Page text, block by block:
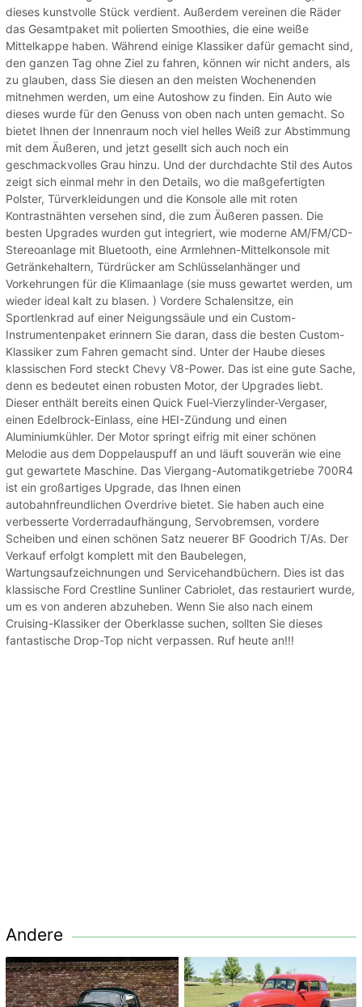
dieses kunstvolle Stück verdient. Außerdem vereinen die Räder
das Gesamtpaket mit polierten Smoothies, die eine weiße
Mittelkappe haben. Während einige Klassiker dafür gemacht sind,
den ganzen Tag ohne Ziel zu fahren, können wir nicht anders, als
zu glauben, dass Sie diesen an den meisten Wochenenden
mitnehmen werden, um eine Autoshow zu finden. Ein Auto wie
dieses wurde für den Genuss von oben nach unten gemacht. So
bietet Ihnen der Innenraum noch viel helles Weiß zur Abstimmung
mit dem Äußeren, und jetzt gesellt sich auch noch ein
geschmackvolles Grau hinzu. Und der durchdachte Stil des Autos
zeigt sich einmal mehr in den Details, wo die maßgefertigten
Polster, Türverkleidungen und die Konsole alle mit roten
Kontrastnähten versehen sind, die zum Äußeren passen. Die
besten Upgrades wurden gut integriert, wie moderne AM/FM/CD-
Stereoanlage mit Bluetooth, eine Armlehnen-Mittelkonsole mit
Getränkehaltern, Türdrücker am Schlüsselanhänger und
Vorkehrungen für die Klimaanlage (sie muss gewartet werden, um
wieder ideal kalt zu blasen. ) Vordere Schalensitze, ein
Sportlenkrad auf einer Neigungssäule und ein Custom-
Instrumentenpaket erinnern Sie daran, dass die besten Custom-
Klassiker zum Fahren gemacht sind. Unter der Haube dieses
klassischen Ford steckt Chevy V8-Power. Das ist eine gute Sache,
denn es bedeutet einen robusten Motor, der Upgrades liebt.
Dieser enthält bereits einen Quick Fuel-Vierzylinder-Vergaser,
einen Edelbrock-Einlass, eine HEI-Zündung und einen
Aluminiumkühler. Der Motor springt eifrig mit einer schönen
Melodie aus dem Doppelauspuff an und läuft souverän wie eine
gut gewartete Maschine. Das Viergang-Automatikgetriebe 700R4
ist ein großartiges Upgrade, das Ihnen einen
autobahnfreundlichen Overdrive bietet. Sie haben auch eine
verbesserte Vorderradaufhängung, Servobremsen, vordere
Scheiben und einen schönen Satz neuerer BF Goodrich T/As. Der
Verkauf erfolgt komplett mit den Baubelegen,
Wartungsaufzeichnungen und Servicehandbüchern. Dies ist das
klassische Ford Crestline Sunliner Cabriolet, das restauriert wurde,
um es von anderen abzuheben. Wenn Sie also nach einem
Cruising-Klassiker der Oberklasse suchen, sollten Sie dieses
fantastische Drop-Top nicht verpassen. Ruf heute an!!!
Andere